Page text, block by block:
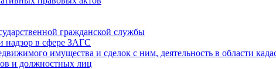
гражданской службы
надзор в сфере ЗАГС
имущества и сделок с ним, деятельность в области
и должностных лиц